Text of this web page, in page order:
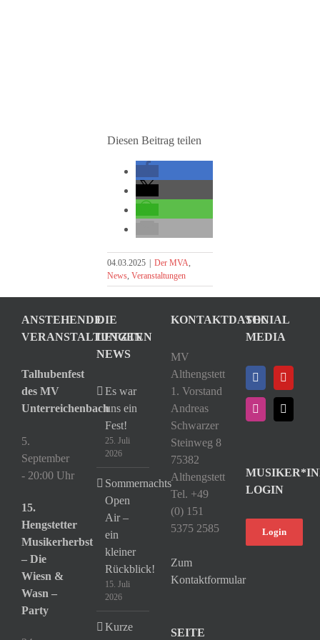
Diesen Beitrag teilen
04.03.2025 Der MVA,
News, Veranstaltungen
ANSTEHENDE
VERANSTALTUNGEN
Talhubenfest
des MV
Unterreichenbach
5.
September
- 20:00 Uhr
15.
Hengstetter
Musikerherbst
– Die
Wiesn &
Wasn –
Party
DIE
LETZTEN
NEWS
Es war
uns ein
Fest!
25. Juli
2026
Sommernachts
Open
Air –
ein
kleiner
Rückblick!
15. Juli
2026
Kurze
KONTAKTDATEN
MV
Althengstett
1. Vorstand
Andreas
Schwarzer
Steinweg 8
75382
Althengstett
Tel. +49
(0) 151
5375 2585
Zum
Kontaktformular
SEITE
SOCIAL
MEDIA
LOGIN
Login